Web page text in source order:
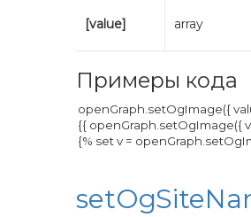
[value] array
Примеры кода